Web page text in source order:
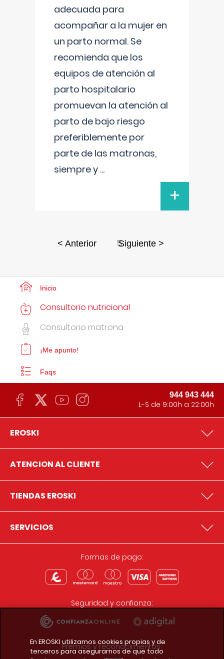
adecuada para
acompañar a la mujer en
un parto normal. Se
recomienda que los
equipos de atención al
parto hospitalario
promuevan la atención al
parto de bajo riesgo
preferiblemente por
parte de las matronas,
siempre y ...
+
< Anterior 5
Siguiente >
Inicio
Consultorio nutricional
Consultorio matrona
¡Me apunto!
Faqs
944 943 444
L-S de 9:00h a 22:00h
EROSKI
ATENCION AL CLIENTE
TIENDAS EROSKI
SERVICIOS
Formas de pago:
Seguridad y confianza:
Premios y reconocimientos:
En EROSKI utilizamos cookies propias y de
terceros para asegurarnos de que todo